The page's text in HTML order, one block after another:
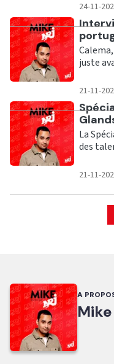
24-11-
juste
21-11-
La
des
21-11-
A